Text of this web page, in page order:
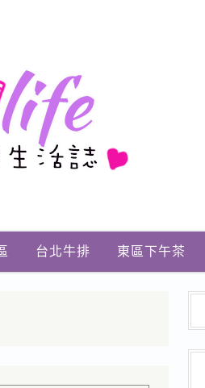
台北牛排 東區下午茶